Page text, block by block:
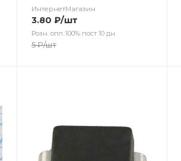
ИнтернетМагазин
3.80 ₽/шт
Розн. опл.:100% пост 10 дн.
5₽/шт